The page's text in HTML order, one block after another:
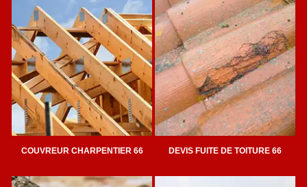
COUVREUR CHARPENTIER 66 DEVIS FUITE DE TOITURE 66